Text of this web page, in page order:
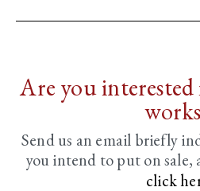
Are you interested
Send us an email briefly
you intend to put on sale,
click